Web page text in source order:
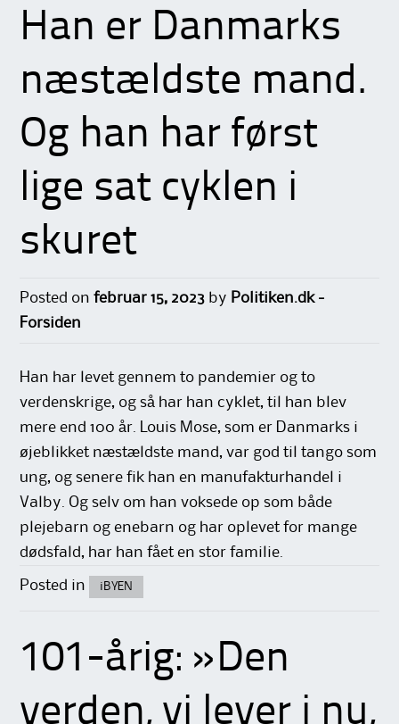
Han er Danmarks
næstældste mand.
Og han har først
lige sat cyklen i
skuret
Posted onfebruar 15, 2023 by Politiken.dk -
Forsiden
Han har levet gennem to pandemier og to
verdenskrige, og så har han cyklet, til han blev
mere end 100 år. Louis Mose, som er Danmarks i
øjeblikket næstældste mand, var god til tango som
ung, og senere fik han en manufakturhandel i
Valby. Og selv om han voksede op som både
plejebarn og enebarn og har oplevet for mange
dødsfald, har han fået en stor familie.
Posted in iBYEN
101-årig: »Den
verden, vi lever i nu,